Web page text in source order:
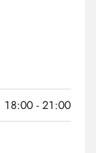
18:00 - 21:00